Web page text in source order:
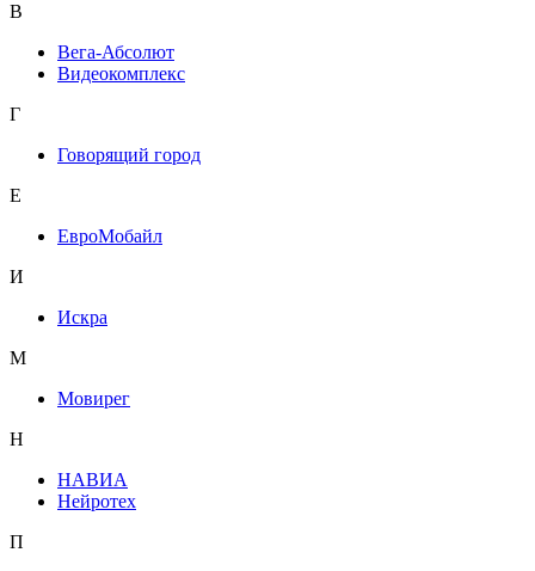
В
Вега-Абсолют
Видеокомплекс
Г
Говорящий город
Е
ЕвроМобайл
И
Искра
М
Мовирег
Н
НАВИА
Нейротех
П